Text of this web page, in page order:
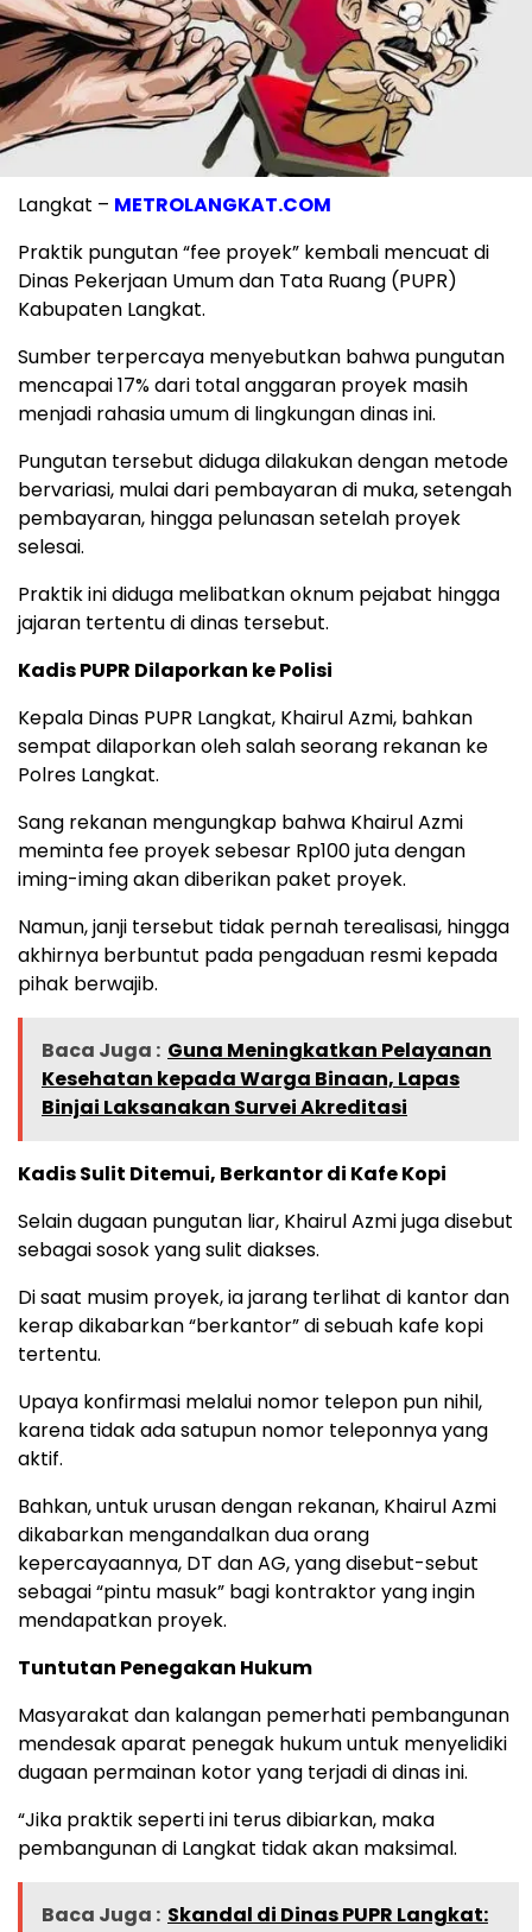
Langkat – METROLANGKAT.COM
Praktik pungutan “fee proyek” kembali mencuat di
Dinas Pekerjaan Umum dan Tata Ruang (PUPR)
Kabupaten Langkat.
Sumber terpercaya menyebutkan bahwa pungutan
mencapai 17% dari total anggaran proyek masih
menjadi rahasia umum di lingkungan dinas ini.
Pungutan tersebut diduga dilakukan dengan metode
bervariasi, mulai dari pembayaran di muka, setengah
pembayaran, hingga pelunasan setelah proyek
selesai.
Praktik ini diduga melibatkan oknum pejabat hingga
jajaran tertentu di dinas tersebut.
Kadis PUPR Dilaporkan ke Polisi
Kepala Dinas PUPR Langkat, Khairul Azmi, bahkan
sempat dilaporkan oleh salah seorang rekanan ke
Polres Langkat.
Sang rekanan mengungkap bahwa Khairul Azmi
meminta fee proyek sebesar Rp100 juta dengan
iming-iming akan diberikan paket proyek.
Namun, janji tersebut tidak pernah terealisasi, hingga
akhirnya berbuntut pada pengaduan resmi kepada
pihak berwajib.
Baca Juga : Guna Meningkatkan Pelayanan
Kesehatan kepada Warga Binaan, Lapas
Binjai Laksanakan Survei Akreditasi
Kadis Sulit Ditemui, Berkantor di Kafe Kopi
Selain dugaan pungutan liar, Khairul Azmi juga disebut
sebagai sosok yang sulit diakses.
Di saat musim proyek, ia jarang terlihat di kantor dan
kerap dikabarkan “berkantor” di sebuah kafe kopi
tertentu.
Upaya konfirmasi melalui nomor telepon pun nihil,
karena tidak ada satupun nomor teleponnya yang
aktif.
Bahkan, untuk urusan dengan rekanan, Khairul Azmi
dikabarkan mengandalkan dua orang
kepercayaannya, DT dan AG, yang disebut-sebut
sebagai “pintu masuk” bagi kontraktor yang ingin
mendapatkan proyek.
Tuntutan Penegakan Hukum
Masyarakat dan kalangan pemerhati pembangunan
mendesak aparat penegak hukum untuk menyelidiki
dugaan permainan kotor yang terjadi di dinas ini.
“Jika praktik seperti ini terus dibiarkan, maka
pembangunan di Langkat tidak akan maksimal.
Baca Juga : Skandal di Dinas PUPR Langkat: